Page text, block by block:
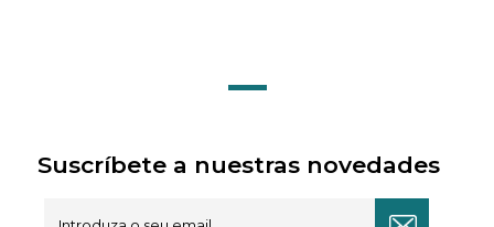
Suscríbete a nuestras novedades